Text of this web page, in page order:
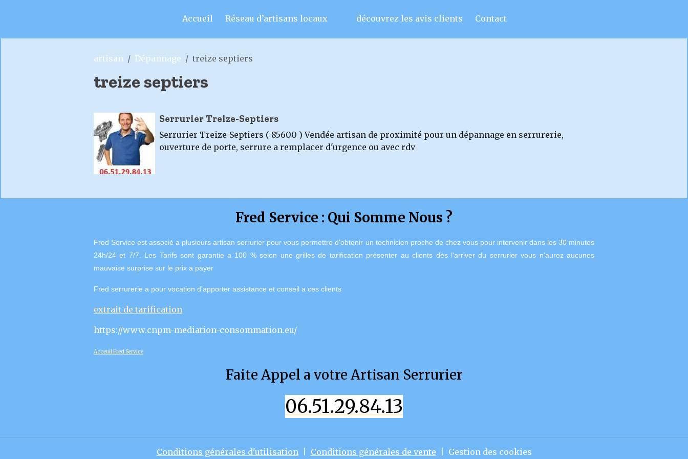
Accueil Réseau d’artisans locaux découvrez les avis clients Contact
artisan Dépannage treize septiers
treize septiers
Serrurier Treize-Septiers
Serrurier Treize-Septiers ( 85600 ) Vendée artisan de proximité pour un dépannage en serrurerie,
ouverture de porte, serrure a remplacer d'urgence ou avec rdv
Fred Service : Qui Somme Nous ?
Fred Service est associé a plusieurs artisan serrurier pour vous permettre d'obtenir un technicien proche de chez vous pour intervenir dans les 30 minutes
24h/24 et 7/7. Les Tarifs sont garantie a 100 % selon une grilles de tarification présenter au clients dès l'arriver du serrurier vous n'aurez aucunes
mauvaise surprise sur le prix a payer
Fred serrurerie a pour vocation d'apporter assistance et conseil a ces clients
extrait de tarification
https://www.cnpm-mediation-consommation.eu/
Acceuil Fred Service
Faite Appel a votre Artisan Serrurier
06.51.29.84.13
Conditions générales d'utilisation Conditions générales de vente Gestion des cookies